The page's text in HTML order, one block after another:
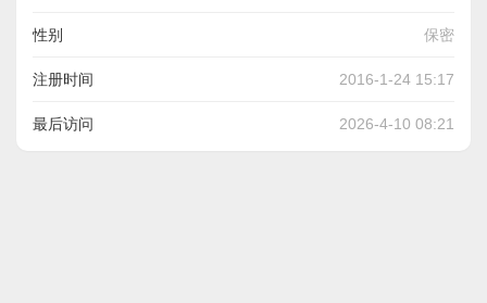
性别 保密
注册时间 2016-1-24 15:17
最后访问 2026-4-10 08:21